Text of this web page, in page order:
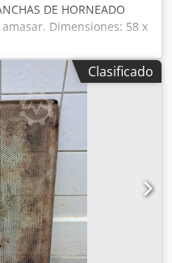
DE HORNEADO
Dimensiones: 58 x
precio neto.
INGLÉS, ALEMÁN,
Clasificado